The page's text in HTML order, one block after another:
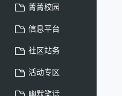
菁菁校园
信息平台
社区站务
活动专区
幽默笑话